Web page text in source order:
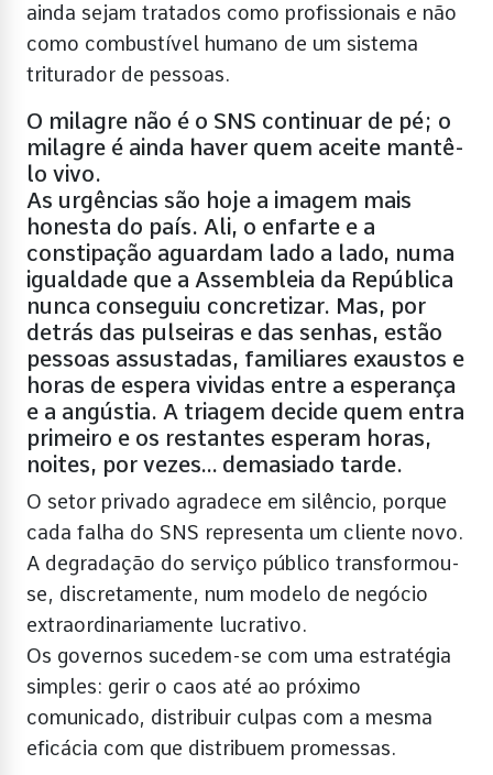
ainda sejam tratados como profissionais e não
como combustível humano de um sistema
triturador de pessoas.
O milagre não é o SNS continuar de pé; o
milagre é ainda haver quem aceite mantê-
lo vivo.
As urgências são hoje a imagem mais
honesta do país. Ali, o enfarte e a
constipação aguardam lado a lado, numa
igualdade que a Assembleia da República
nunca conseguiu concretizar. Mas, por
detrás das pulseiras e das senhas, estão
pessoas assustadas, familiares exaustos e
horas de espera vividas entre a esperança
e a angústia. A triagem decide quem entra
primeiro e os restantes esperam horas,
noites, por vezes… demasiado tarde.
O setor privado agradece em silêncio, porque
cada falha do SNS representa um cliente novo.
A degradação do serviço público transformou-
se, discretamente, num modelo de negócio
extraordinariamente lucrativo.
Os governos sucedem-se com uma estratégia
simples: gerir o caos até ao próximo
comunicado, distribuir culpas com a mesma
eficácia com que distribuem promessas.